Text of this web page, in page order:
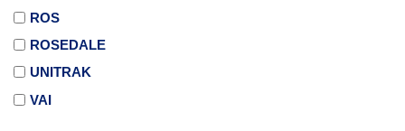
ROS
ROSEDALE
UNITRAK
VAI